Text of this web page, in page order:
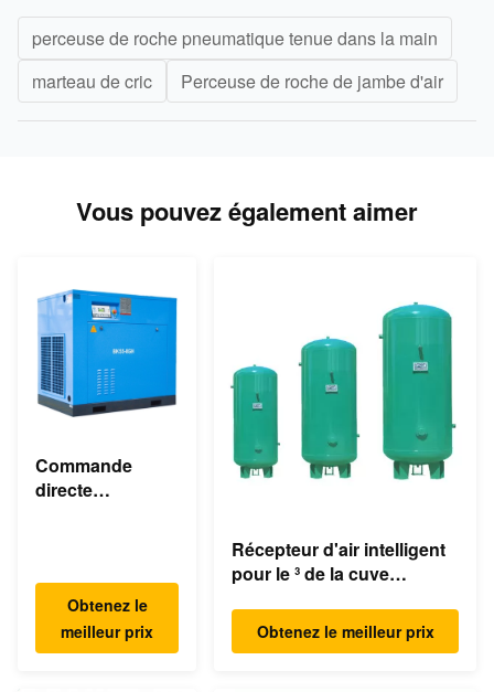
perceuse de roche pneumatique tenue dans la main
marteau de cric
Perceuse de roche de jambe d'air
Vous pouvez également aimer
Commande
directe
d'air de vis de
55KW 75HP 8bar
350cfm
Obtenez le
meilleur prix
Récepteur d'air intelligent
pour le ³ de la cuve
compresseur/compresseur
d'air 1.0m
Obtenez le meilleur prix